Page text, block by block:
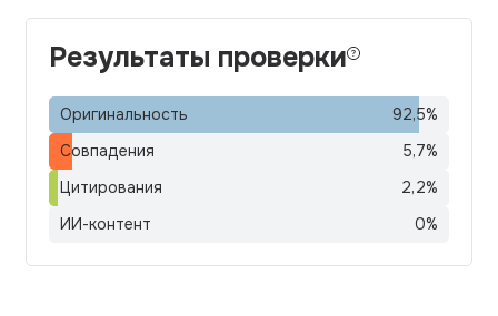
Результаты проверки
Оригинальность 92,5%
Совпадения
5,7%
Цитирования
2,2%
ИИ-контент
0%